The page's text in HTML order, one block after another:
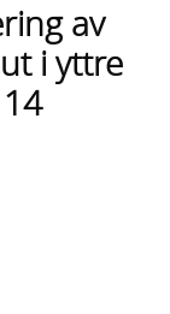
av
i yttre